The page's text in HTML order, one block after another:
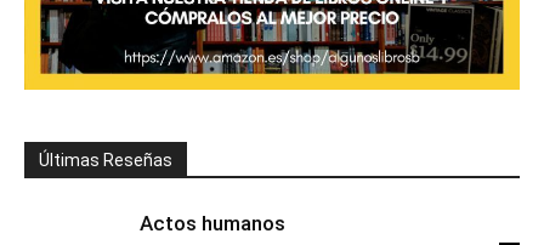
Últimas Reseñas
Actos humanos